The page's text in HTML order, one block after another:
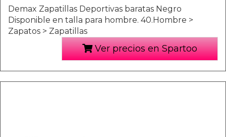
Demax Zapatillas Deportivas baratas Negro
Disponible en talla para hombre. 40.Hombre >
Zapatos > Zapatillas
Ver precios en Spartoo